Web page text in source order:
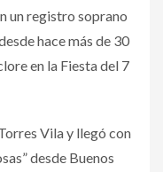
un registro soprano
hace más de 30
en la Fiesta del 7
Vila y llegó con
desde Buenos